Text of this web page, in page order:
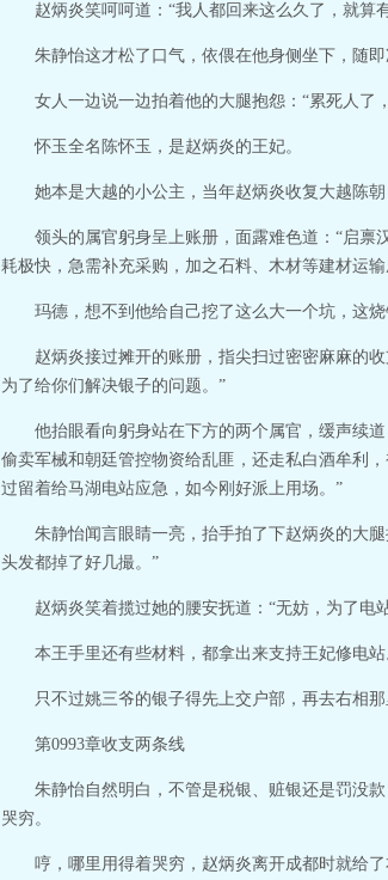
赵炳炎笑呵呵道：“我人都回来这么久了，就算
朱静怡这才松了口气，依偎在他身侧坐下，随
女人一边说一边拍着他的大腿抱怨：“累死人了
怀玉全名陈怀玉，是赵炳炎的王妃。
她本是大越的小公主，当年赵炳炎收复大越陈
领头的属官躬身呈上账册，面露难色道：“启
耗极快，急需补充采购，加之石料、木材等建材运
玛德，想不到他给自己挖了这么大一个坑，这烧
赵炳炎接过摊开的账册，指尖扫过密密麻麻的
为了给你们解决银子的问题。”
他抬眼看向躬身站在下方的两个属官，缓声续
偷卖军械和朝廷管控物资给乱匪，还走私白酒牟利
过留着给马湖电站应急，如今刚好派上用场。”
朱静怡闻言眼睛一亮，抬手拍了下赵炳炎的大
头发都掉了好几撮。”
赵炳炎笑着揽过她的腰安抚道：“无妨，为了电
本王手里还有些材料，都拿出来支持王妃修电站
只不过姚三爷的银子得先上交户部，再去右相
第0993章收支两条线
朱静怡自然明白，不管是税银、赃银还是罚没
哭穷。
哼，哪里用得着哭穷，赵炳炎离开成都时就给